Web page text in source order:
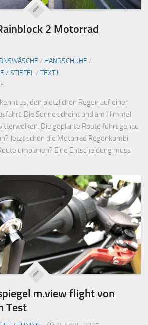
2 Motorrad
/ HANDSCHUHE /
/ STIEFEL/ TEXTIL
es, den plötzlichen Regen auf einer
Die Sonne scheint und am Himmel
Die geplante Route führt genau
Jetzt schon die Motorrad Regenkombi
umplanen? Eine Entscheidung muss
m.view flight von
Test